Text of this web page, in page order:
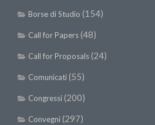
Borse di Studio (154)
Call for Papers(48)
Call for Proposals(24)
Comunicati(55)
Congressi(200)
Convegni(297)